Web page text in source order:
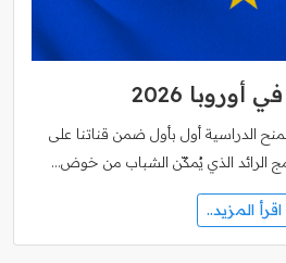
2026
الدراسية أول بأول ضمن قناتنا على
الرائد الذي يُمكّن الشباب من خوض…
اقرأ المزيد..